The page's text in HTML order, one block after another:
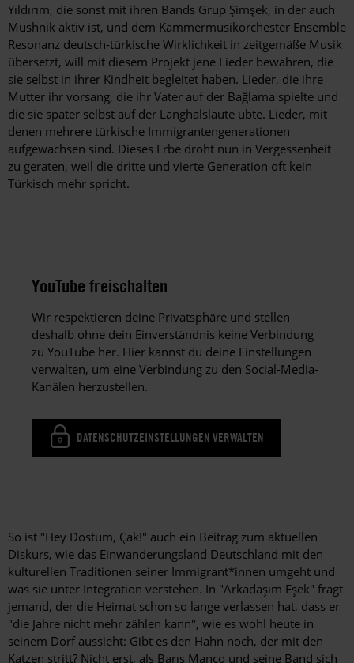
Yıldırım, die sonst mit ihren Bands Grup Şimşek, in der auch
Mushnik aktiv ist, und dem Kammermusikorchester ­Ensemble
Resonanz deutsch-türkische Wirklichkeit in zeitgemäße Musik
übersetzt, will mit diesem Projekt jene Lieder bewahren, die
sie selbst in ihrer Kindheit begleitet haben. Lieder, die ihre
Mutter ihr vorsang, die ihr Vater auf der Bağlama spielte und
die sie später selbst auf der Langhalslaute übte. Lieder, mit
denen mehrere türkische Immigrantengenerationen
aufgewachsen sind. Dieses Erbe droht nun in Vergessenheit
zu geraten, weil die dritte und vierte Generation oft kein
Türkisch mehr spricht.
YouTube freischalten
Wir respektieren deine Privatsphäre und stellen
deshalb ohne dein Einverständnis keine Verbindung
zu YouTube her. Hier kannst du deine Einstellungen
verwalten, um eine Verbindung zu den Social-Media-
Kanälen herzustellen.
DATENSCHUTZEINSTELLUNGEN VERWALTEN
So ist "Hey Dostum, Çak!" auch ein Beitrag zum aktuellen
Diskurs, wie das Einwanderungsland Deutschland mit den
kulturellen Traditionen seiner Immigrant*innen umgeht und
was sie unter Integration verstehen. In "Arkadaşım Eşek" fragt
jemand, der die Heimat schon so lange verlassen hat, dass er
"die Jahre nicht mehr zählen kann", wie es wohl heute in
seinem Dorf aussieht: Gibt es den Hahn noch, der mit den
Katzen stritt? Nicht erst, als Barış Manço und seine Band sich